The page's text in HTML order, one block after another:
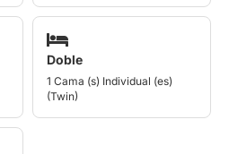
Doble
1 Cama (s) Individual (es)
(Twin)